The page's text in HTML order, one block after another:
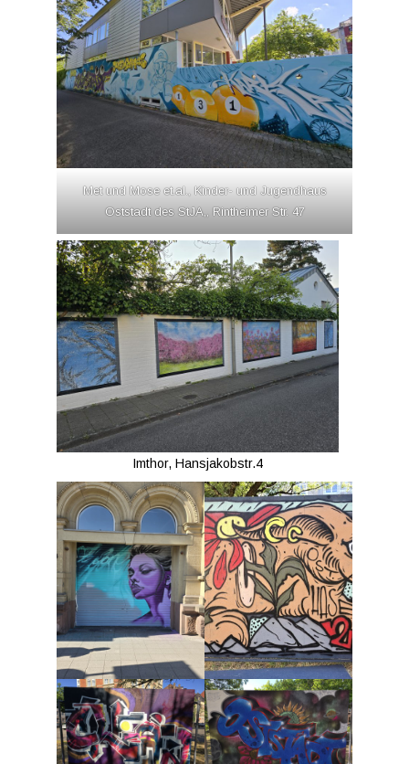
Met und Mose et.al., Kinder- und Jugendhaus
Oststadt des StJA,, Rintheimer Str. 47
Imthor, Hansjakobstr.4